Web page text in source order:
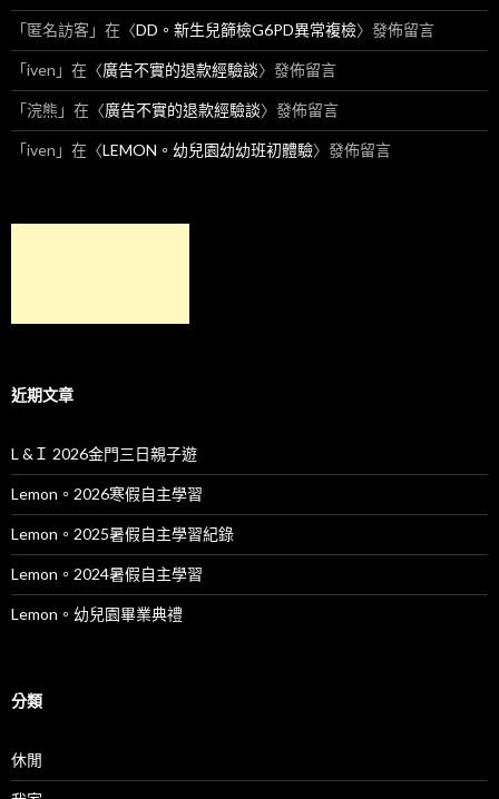
「匿名訪客」在〈DD。新生兒篩檢G6PD異常複檢〉發佈留言
「iven 」在〈廣告不實的退款經驗談〉發佈留言
「浣熊 」在〈廣告不實的退款經驗談〉發佈留言
「iven 」在〈LEMON。幼兒園幼幼班初體驗〉發佈留言
近期文章
L &Ｉ 2026金門三日親子遊
Lemon。2026寒假自主學習
Lemon。2025暑假自主學習紀錄
Lemon。2024暑假自主學習
Lemon。幼兒園畢業典禮
分類
休閒